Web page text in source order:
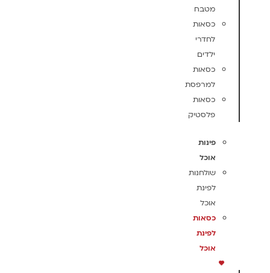
מטבח
כסאות
לחדרי
ילדים
כסאות
למרפסת
כסאות
פלסטיק
פינות
אוכל
שולחנות
לפינת
אוכל
כסאות
לפינת
אוכל